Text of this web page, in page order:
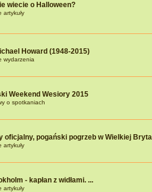
wiecie o Halloween?
artykuły
Howard (1948-2015)
wydarzenia
Weekend Wesiory 2015
o spotkaniach
oficjalny, pogański pogrzeb w Wielkiej
artykuły
- kapłan z widłami. ...
artykuły